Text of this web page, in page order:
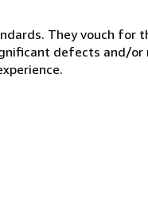
They vouch for
defects and/or